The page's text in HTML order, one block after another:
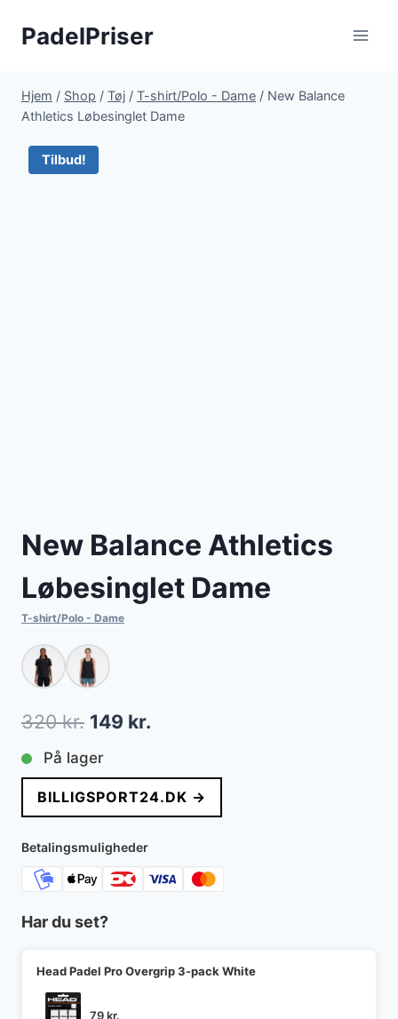
PadelPriser
Hjem / Shop / Tøj / T-shirt/Polo - Dame / New Balance
Athletics Løbesinglet Dame
Tilbud!
New Balance Athletics
Løbesinglet Dame
T-shirt/Polo - Dame
320kr. Den
oprindelige
pris
var:
320 kr..
149 kr.
pris
er:
På lager
BILLIGSPORT24.DK →
Betalingsmuligheder
Har du set?
Head Padel Pro Overgrip 3-pack White
79kr.